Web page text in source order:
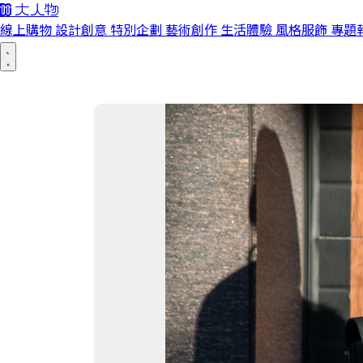
線上購物 設計創意 特別企劃 藝術創作 生活體驗 風格服飾 專題